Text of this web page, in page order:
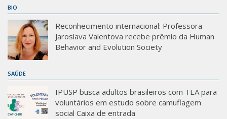
BIO
Reconhecimento internacional: Professora
Jaroslava Valentova recebe prêmio da Human
Behavior and Evolution Society
SAÚDE
IPUSP busca adultos brasileiros com TEA para
voluntários em estudo sobre camuflagem
social Caixa de entrada